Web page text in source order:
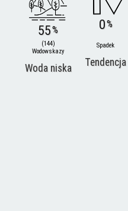
55%
(144)
Wodowskazy
Woda niska
0%
Spadek
Tendencja